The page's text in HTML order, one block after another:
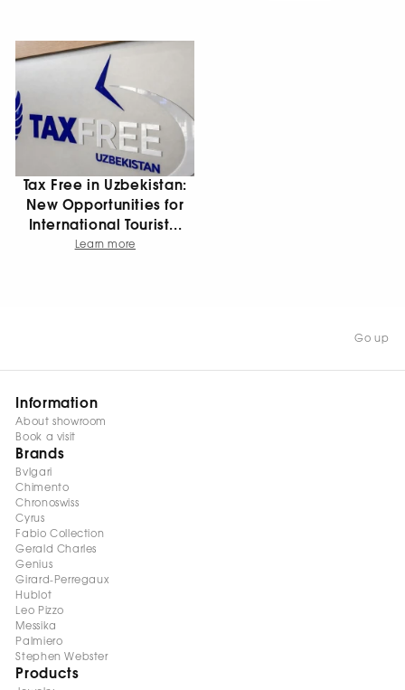
Tax Free in Uzbekistan:
New Opportunities for
International Tourist...
Learn more
Go up
Information
About showroom
Book a visit
Brands
Bvlgari
Chimento
Chronoswiss
Cyrus
Fabio Collection
Gerald Charles
Genius
Girard-Perregaux
Hublot
Leo Pizzo
Messika
Palmiero
Stephen Webster
Products